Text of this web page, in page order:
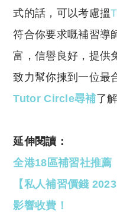
式的話，可以考慮搵
符合你要求嘅補習導
富，信譽良好，提供
致力幫你揀到一位最
Tutor Circle尋補了
延伸閱讀：
全港18區補習社推薦
【私人補習價錢
影響收費！